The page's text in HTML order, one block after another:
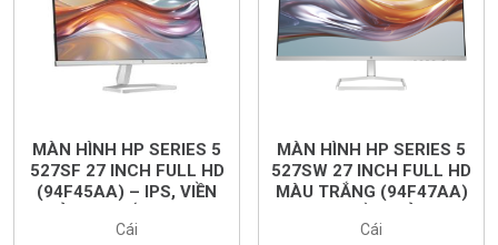
MÀN HÌNH HP SERIES 5
527SF 27 INCH FULL HD
(94F45AA) – IPS, VIỀN
CHÍNH HÃNG
Cái
MÀN HÌNH HP SERIES 5
527SW 27 INCH FULL HD
MÀU TRẮNG (94F47AA)
CHỐNG CHÓI, CHÍNH
Cái